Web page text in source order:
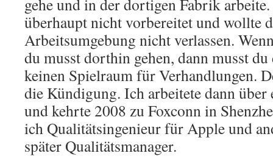
gehe und in der dortigen Fabrik
überhaupt nicht vorbereitet und wollte
Arbeitsumgebung nicht verlassen.
du musst dorthin gehen, dann musst
keinen Spielraum für Verhandlungen.
die Kündigung. Ich arbeitete dann über
und kehrte 2008 zu Foxconn in
ich Qualitätsingenieur für Apple und
später Qualitätsmanager.